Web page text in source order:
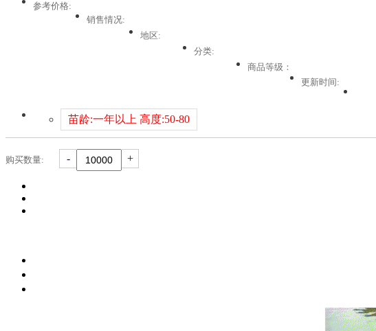
参考价格:
销售情况:
地区:
分类:
商品等级：
更新时间:
苗龄:一年以上 高度:50-80
购买数量: - +